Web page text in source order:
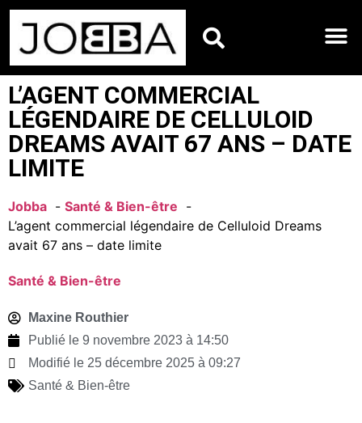
L’AGENT COMMERCIAL
LÉGENDAIRE DE CELLULOID
DREAMS AVAIT 67 ANS – DATE
LIMITE
Jobba
Santé & Bien-être
L’agent commercial légendaire de Celluloid Dreams
avait 67 ans – date limite
Santé & Bien-être
Maxine Routhier
Publié le 9 novembre 2023 à 14:50
Modifié le 25 décembre 2025 à 09:27
Santé & Bien-être